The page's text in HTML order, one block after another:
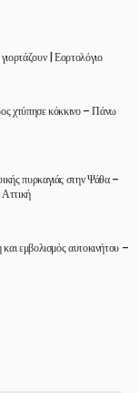
| Εορτολόγιο
χτύπησε κόκκινο – Πάνω
πυρκαγιάς στην Ψάθα –
εμβολισμός αυτοκινήτου –